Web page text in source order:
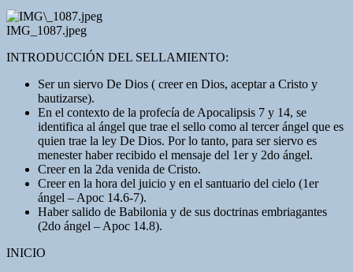
IMG_1087.jpeg
INTRODUCCIÓN DEL SELLAMIENTO:
Ser un siervo De Dios ( creer en Dios, aceptar a Cristo y
bautizarse).
En el contexto de la profecía de Apocalipsis 7 y 14, se
identifica al ángel que trae el sello como al tercer ángel que es
quien trae la ley De Dios. Por lo tanto, para ser siervo es
menester haber recibido el mensaje del 1er y 2do ángel.
Creer en la 2da venida de Cristo.
Creer en la hora del juicio y en el santuario del cielo (1er
ángel – Apoc 14.6-7).
Haber salido de Babilonia y de sus doctrinas embriagantes
(2do ángel – Apoc 14.8).
INICIO